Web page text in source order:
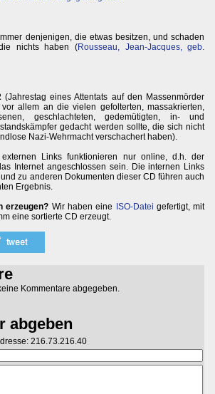
denjenigen, die etwas besitzen, und schaden
nichts haben (Rousseau, Jean-Jacques, geb.
(Jahrestag eines Attentats auf den Massenmörder
allem an die vielen gefolterten, massakrierten,
geschlachteten, gedemütigten, in- und
gedacht werden sollte, die sich nicht
Nazi-Wehrmacht verschachert haben).
Links funktionieren nur online, d.h. der
Internet angeschlossen sein. Die internen Links
zu anderen Dokumenten dieser CD führen auch
Ergebnis.
erzeugen? Wir haben eine ISO-Datei gefertigt, mit
eine sortierte CD erzeugt.
Kommentare abgegeben.
abgeben
216.73.216.40